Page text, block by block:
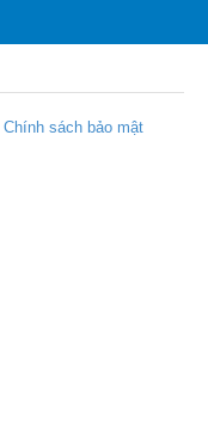
Chính sách bảo mật